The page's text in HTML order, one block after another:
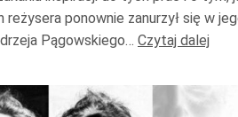
reżysera ponownie zanurzył się w
Pągowskiego… Czytaj dalej